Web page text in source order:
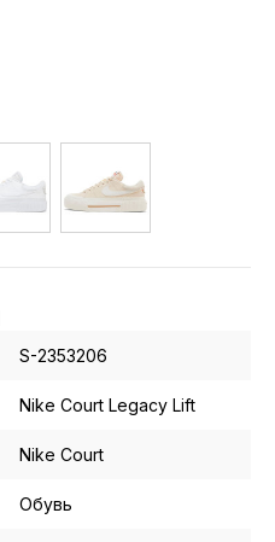
S-2353206
Nike Court Legacy Lift
Nike Court
Обувь